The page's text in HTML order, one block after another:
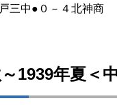
三中●０－４北神商
1939年夏＜